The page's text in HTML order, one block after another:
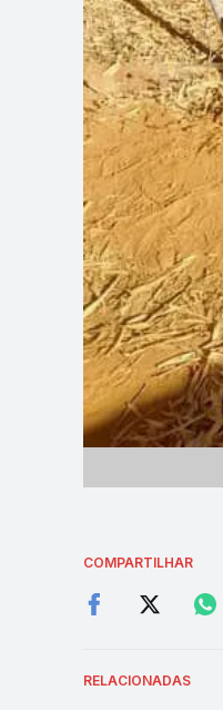
COMPARTILHAR
RELACIONADAS